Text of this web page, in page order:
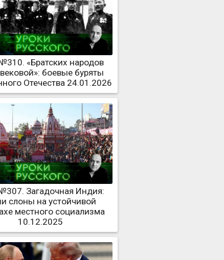
«Братских народов
боевые буряты
Отечества 24.01.2026
Загадочная Индия:
слоны на устойчивой
местного социализма
10.12.2025